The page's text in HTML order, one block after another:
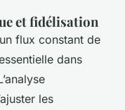
et fidélisation
flux constant de
dans
les